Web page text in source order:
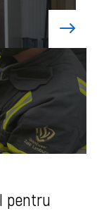
pentru